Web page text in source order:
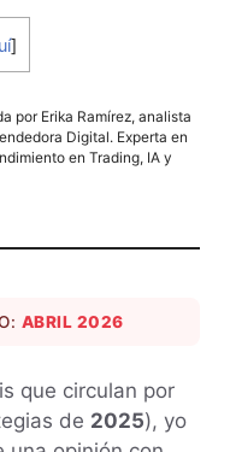
]
por Erika Ramírez, analista
Digital. Experta en
en Trading, IA y
ABRIL 2026
que circulan por
de 2025), yo